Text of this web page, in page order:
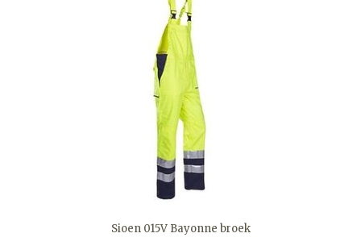
Sioen 015V Bayonne broek